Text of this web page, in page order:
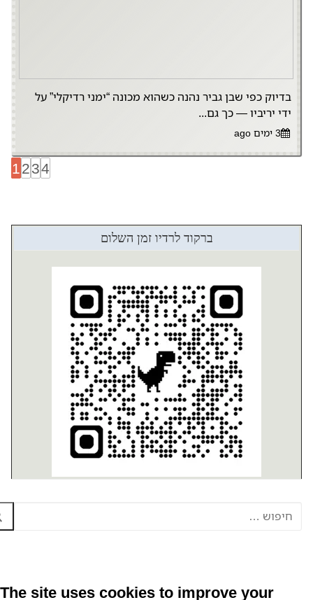
בדיוק כפי שבן גביר נהנה כשהוא מכונה “ימני רדיקלי” על
ידי יריביו — כך גם...
12
ברקוד לרדיו זמן השלום
The site uses cookies to improve your